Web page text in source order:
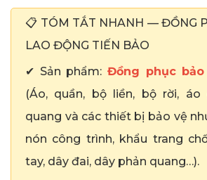
📋 TÓM TẮT NHANH — ĐỒNG
LAO ĐỘNG TIẾN BẢO
✔ Sản phẩm: Đồng phục
(Áo, quần, bộ liền, bộ rời, áo
quang và các thiết bị bảo vệ
nón công trình, khẩu trang
tay, dây đai, dây phản quang…).